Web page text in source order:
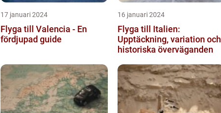
17 januari 2024
Flyga till Valencia - En
fördjupad guide
16 januari 2024
Flyga till Italien:
Upptäckning, variation och
historiska överväganden